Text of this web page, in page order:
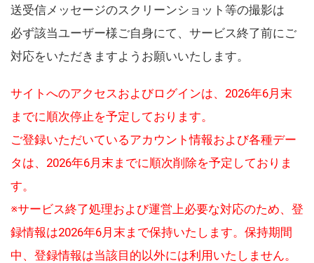
送受信メッセージのスクリーンショット等の撮影は
必ず該当ユーザー様ご自身にて、サービス終了前にご
対応をいただきますようお願いいたします。
サイトへのアクセスおよびログインは、2026年6月末
までに順次停止を予定しております。
ご登録いただいているアカウント情報および各種デー
タは、2026年6月末までに順次削除を予定しておりま
す。
※サービス終了処理および運営上必要な対応のため、登
録情報は2026年6月末まで保持いたします。保持期間
中、登録情報は当該目的以外には利用いたしません。